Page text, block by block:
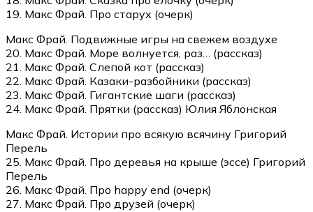
19. Макс Фрай. Про старух (очерк)
Макс Фрай. Подвижные игры на свежем воздухе
20. Макс Фрай. Море волнуется, раз… (рассказ)
21. Макс Фрай. Слепой кот (рассказ)
22. Макс Фрай. Казаки-разбойники (рассказ)
23. Макс Фрай. Гигантские шаги (рассказ)
24. Макс Фрай. Прятки (рассказ) Юлия Яблонская
Макс Фрай. Истории про всякую всячину Григорий
Перель
25. Макс Фрай. Про деревья на крыше (эссе) Григорий
Перель
26. Макс Фрай. Про happy end (очерк)
27. Макс Фрай. Про друзей (очерк)